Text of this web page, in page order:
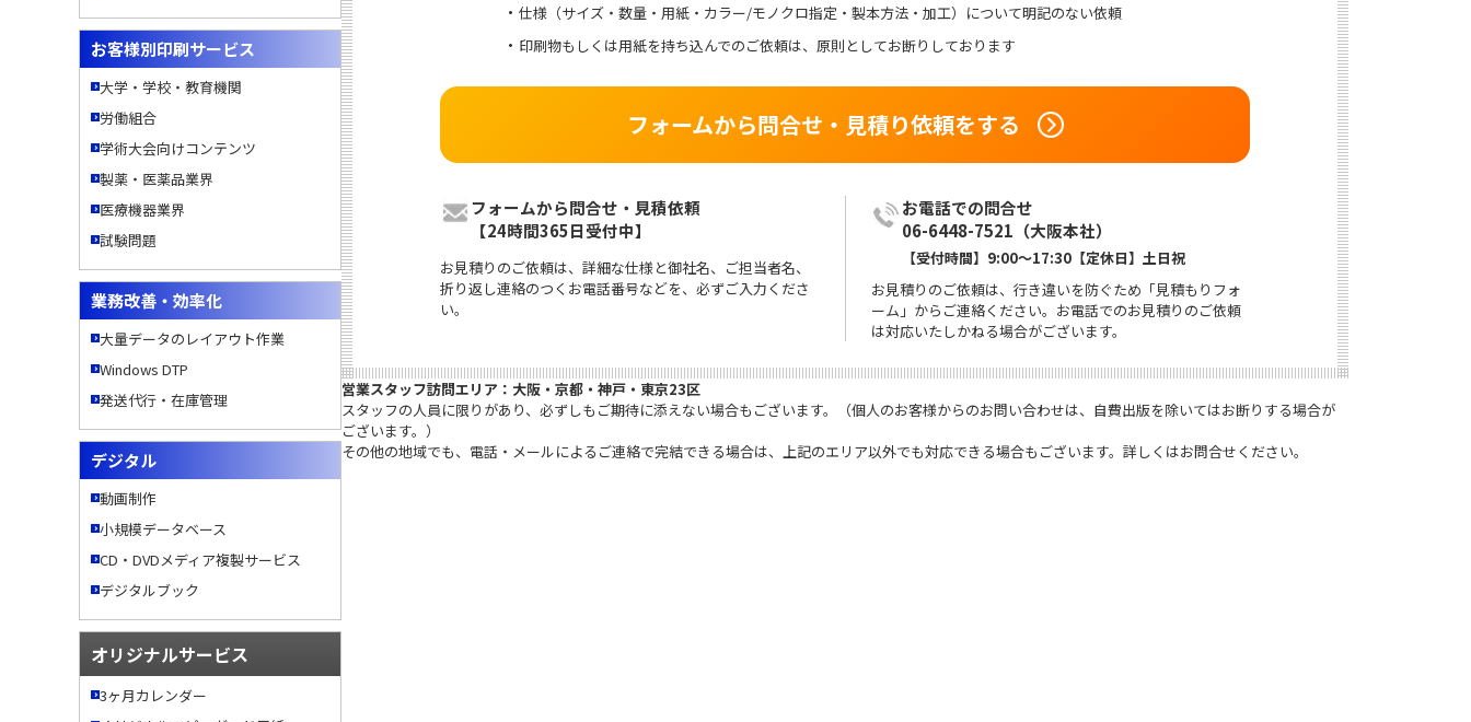
お客様別印刷サービス
大学・学校・教育機関
労働組合
学術大会向けコンテンツ
製薬・医薬品業界
医療機器業界
試験問題
業務改善・効率化
大量データのレイアウト作業
Windows DTP
発送代行・在庫管理
デジタル
動画制作
小規模データベース
CD・DVDメディア複製サービス
デジタルブック
オリジナルサービス
3ヶ月カレンダー
仕様（サイズ・数量・用紙・カラー/モノクロ指定・製本方法・加工）について明記のない依頼
印刷物もしくは用紙を持ち込んでのご依頼は、原則としてお断りしております
フォームから問合せ・見積り依頼をする
フォームから問合せ・見積依頼
【24時間365日受付中】
お見積りのご依頼は、詳細な仕様と御社名、ご担当者名、
折り返し連絡のつくお電話番号などを、必ずご入力くださ
い。
06-6448-7521 （大阪本社）
【受付時間】9:00〜17:30【定休日】土日祝
お見積りのご依頼は、行き違いを防ぐため「見積もりフォ
ーム」からご連絡ください。お電話でのお見積りのご依頼
は対応いたしかねる場合がございます。
営業スタッフ訪問エリア：大阪・京都・神戸・東京23区
スタッフの人員に限りがあり、必ずしもご期待に添えない場合もございます。（個人のお客様からのお問い合わせは、自費出版を除いてはお断りする場合が
ございます。）
その他の地域でも、電話・メールによるご連絡で完結できる場合は、上記のエリア以外でも対応できる場合もございます。詳しくはお問合せください。